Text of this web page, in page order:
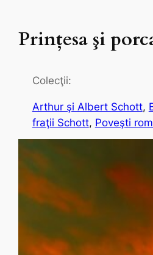
Prinţesa şi
Colecţii:
Arthur şi Albert Schott,
fraţii Schott, Poveşti